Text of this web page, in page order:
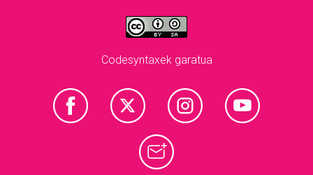
Codesyntaxek garatua